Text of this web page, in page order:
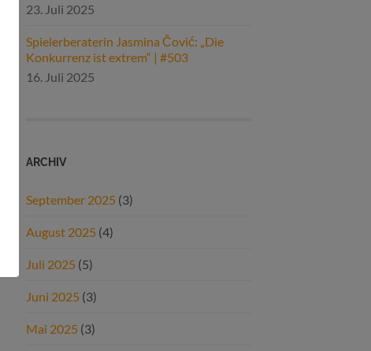
23. Juli 2025
Spielerberaterin Jasmina Čović: „Die
Konkurrenz ist extrem“ | #503
16. Juli 2025
ARCHIV
September 2025 (3)
August 2025 (4)
Juli 2025 (5)
Juni 2025 (3)
Mai 2025 (3)